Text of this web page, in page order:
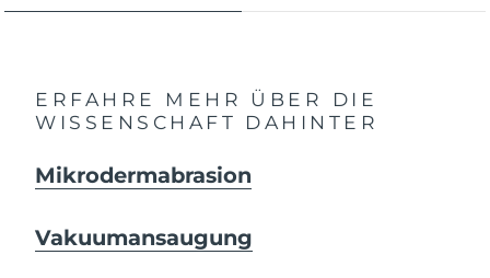
ERFAHRE MEHR ÜBER DIE
WISSENSCHAFT DAHINTER
Mikrodermabrasion
Vakuumansaugung